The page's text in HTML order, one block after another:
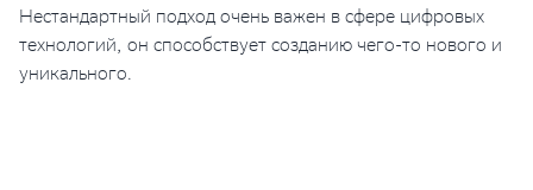
Нестандартный подход очень важен в сфере цифровых
технологий, он способствует созданию чего-то нового и
уникального.